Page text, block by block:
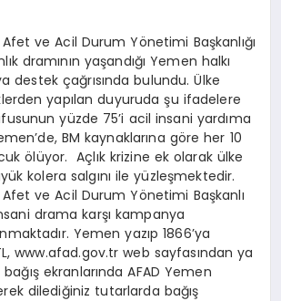
Afet ve Acil Durum Yönetimi Başkanlığı
dramının yaşandığı Yemen halkı
destek çağrısında bulundu. Ülke
yapılan duyuruda şu ifadelere
yüzde 75’i acil insani yardıma
BM kaynaklarına göre her 10
ölüyor. Açlık krizine ek olarak ülke
kolera salgını ile yüzleşmektedir.
Afet ve Acil Durum Yönetimi Başkanlı
drama karşı kampanya
Yemen yazıp 1866’ya
www.afad.gov.tr web sayfasından ya
ekranlarında AFAD Yemen
dilediğiniz tutarlarda bağış